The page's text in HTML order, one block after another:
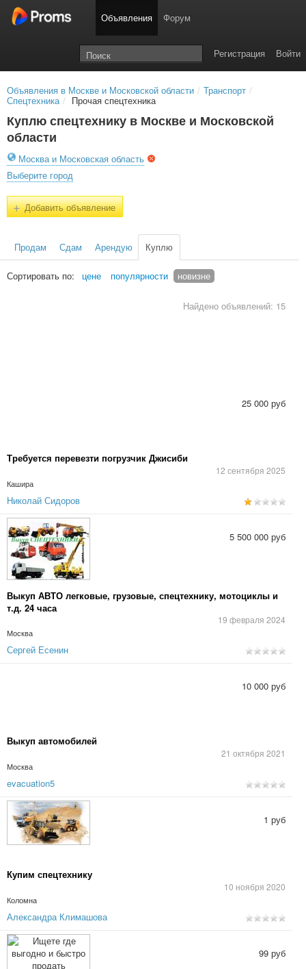
Объявления Форум
Войти
Регистрация
Объявления в Москве и Московской области / Транспорт /
Спецтехника / Прочая спецтехника
Куплю спецтехнику в Москве и Московской
области
Москва и Московская область
Выберите город
+Добавить объявление
Продам Сдам Арендую Куплю
Сортировать по: цене популярности новизне
Найдено объявлений: 15
Требуется перевезти погрузчик Джисиби
12 сентября 2025
Кашира
25 000 руб
Николай Сидоров
Выкуп АВТО легковые, грузовые, спецтехнику, мотоциклы и
т.д. 24 часа
19 февраля 2024
Москва
5 500 000 руб
Сергей Есенин
Выкуп автомобилей
21 октября 2021
Москва
10 000 руб
evacuation5
Купим спецтехнику
10 ноября 2020
Коломна
1 руб
Александра Климашова
99 руб